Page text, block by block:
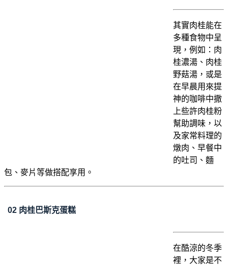
其實肉桂能在
多種食物中呈
現，例如：肉
桂濃湯、肉桂
野菇湯，或是
在早晨用來提
神的咖啡中撒
上些許肉桂粉
幫助調味，以
及家常料理的
燉肉、早餐中
的吐司、麵
包、麥片等做搭配享用。
02 肉桂巴斯克蛋糕
在酷涼的冬季
裡，大家是不